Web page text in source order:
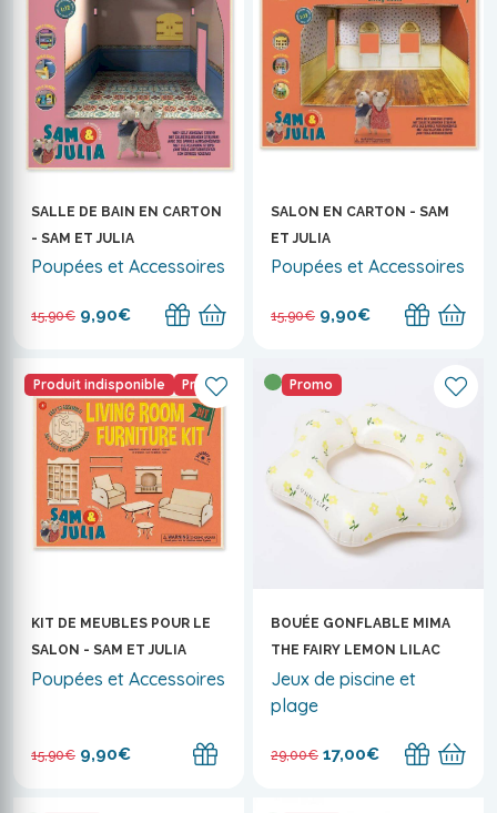
SALLE DE BAIN EN CARTON
- SAM ET JULIA
Poupées et Accessoires
15,90€ 9,90€
SALON EN CARTON - SAM
ET JULIA
Poupées et Accessoires
15,90€ 9,90€
Produit indisponible Promo
KIT DE MEUBLES POUR LE
SALON - SAM ET JULIA
Poupées et Accessoires
15,90€ 9,90€
Promo
BOUÉE GONFLABLE MIMA
THE FAIRY LEMON LILAC
Jeux de piscine et
plage
29,00€ 17,00€